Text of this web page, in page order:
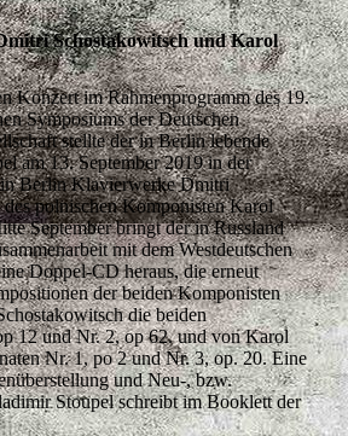
Schostakowitsch und Karol
Konzert im Rahmenprogramm des 19.
Symposiums der Deutschen
stellte der in Berlin lebende
am 13. September 2019 in der
in Berlin Klavierwerke Dmitri
polnischen Komponisten Karol
September bringt der in Russland
mit dem Westdeutschen
Doppel-CD heraus, die erneut
der beiden Komponisten
die beiden
12 und Nr. 2, op 62. und von Karol
Nr. 1, po 2 und Nr. 3, op. 20. Eine
und Neu-, bzw.
Stoupel schreibt im Booklett der